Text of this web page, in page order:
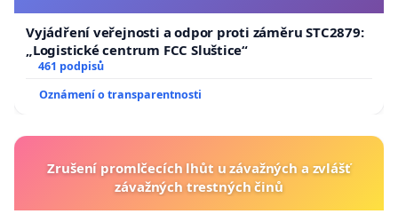
Vyjádření veřejnosti a odpor proti záměru STC2879:
„Logistické centrum FCC Sluštice“
461 podpisů
Oznámení o transparentnosti
Zrušení promlčecích lhůt u závažných a zvlášť
závažných trestných činů